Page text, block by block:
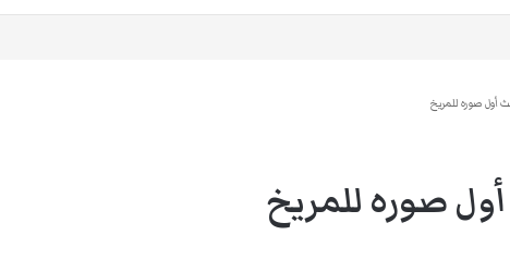
عمدة لمدينة نيويورك وغزالة هاشمي أول مسلمة نائبة لحاكم فرجينيا
أول صوره للمريخ
صوره للمريخ